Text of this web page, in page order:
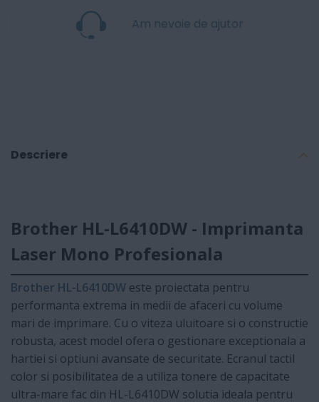
Am nevoie de ajutor
Descriere
Brother HL-L6410DW - Imprimanta
Laser Mono Profesionala
Brother HL-L6410DW este proiectata pentru
performanta extrema in medii de afaceri cu volume
mari de imprimare. Cu o viteza uluitoare si o constructie
robusta, acest model ofera o gestionare exceptionala a
hartiei si optiuni avansate de securitate. Ecranul tactil
color si posibilitatea de a utiliza tonere de capacitate
ultra-mare fac din HL-L6410DW solutia ideala pentru